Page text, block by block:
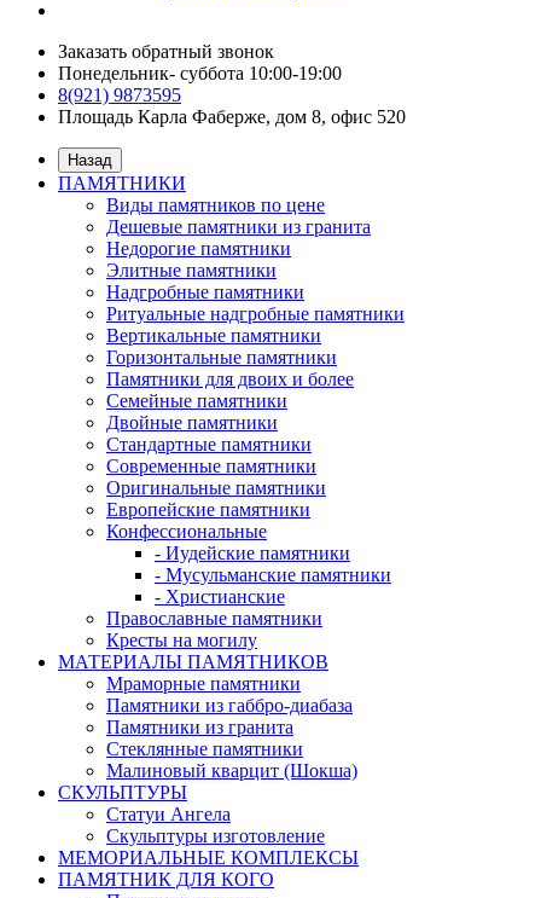
Заказать обратный звонок
Понедельник- суббота 10:00-19:00
8(921) 9873595
Площадь Карла Фаберже, дом 8, офис 520
Назад
ПАМЯТНИКИ
Виды памятников по цене
Дешевые памятники из гранита
Недорогие памятники
Элитные памятники
Надгробные памятники
Ритуальные надгробные памятники
Вертикальные памятники
Горизонтальные памятники
Памятники для двоих и более
Семейные памятники
Двойные памятники
Стандартные памятники
Современные памятники
Оригинальные памятники
Европейские памятники
Конфессиональные
- Иудейские памятники
- Мусульманские памятники
- Христианские
Православные памятники
Кресты на могилу
МАТЕРИАЛЫ ПАМЯТНИКОВ
Мраморные памятники
Памятники из габбро-диабаза
Памятники из гранита
Стеклянные памятники
Малиновый кварцит (Шокша)
СКУЛЬПТУРЫ
Статуи Ангела
Скульптуры изготовление
МЕМОРИАЛЬНЫЕ КОМПЛЕКСЫ
ПАМЯТНИК ДЛЯ КОГО